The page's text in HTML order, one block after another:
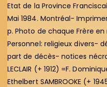
Etat de la Province
Mai 1984. Montréal-
p. Photo de chaque Frère
Personnel: religieux divers-
part de décès- notices
LECLAIR (+ 1912) =F.
Ethelbert SAMBROOKE (+